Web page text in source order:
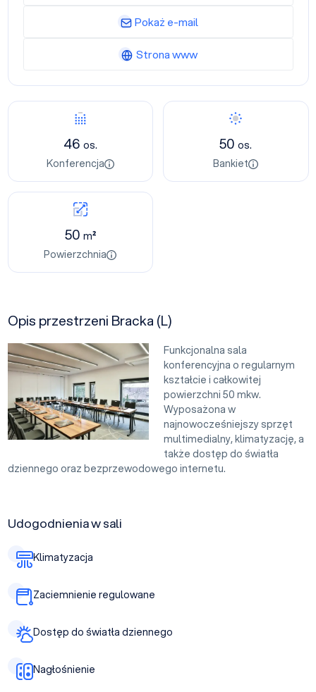
46 os.
Konferencja
50os.
Bankiet
50 m²
Powierzchnia
Opis przestrzeni Bracka (L)
Funkcjonalna sala
konferencyjna o regularnym
kształcie i całkowitej
powierzchni 50 mkw.
Wyposażona w
najnowocześniejszy sprzęt
multimedialny, klimatyzację, a
także dostęp do światła
dziennego oraz bezprzewodowego internetu.
Udogodnienia w sali
Klimatyzacja
Zaciemnienie regulowane
Dostęp do światła dziennego
Nagłośnienie
Pokaż e-mail
Strona www